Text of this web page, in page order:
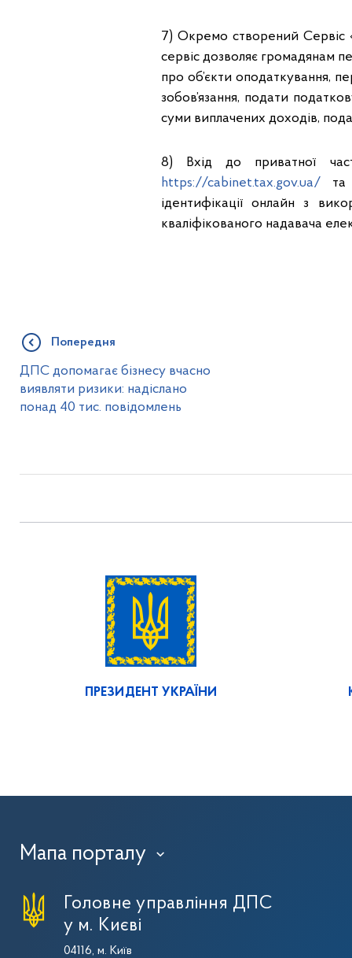
7) Окремо створений Сервіс
сервіс дозволяє громадянам
про об’єкти оподаткування,
зобов’язання, подати
суми виплачених доходів,
8) Вхід до приватної
https://cabinet.tax.gov.ua/ та
ідентифікації онлайн з
кваліфікованого надавача
Попередня
ДПС допомагає бізнесу вчасно
виявляти ризики: надіслано
понад 40 тис. повідомлень
ПРЕЗИДЕНТ УКРАЇНИ
Мапа порталу ›
Головне управління ДПС
у м. Києві
04116, м. Київ